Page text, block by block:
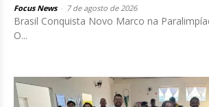
Focus News 7 de agosto de 2026
Brasil Conquista Novo Marco na
O...